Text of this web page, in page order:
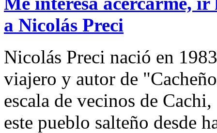
a Nicolás Preci
Nicolás Preci nació en
viajero y autor de
escala de vecinos de
este pueblo salteño desde